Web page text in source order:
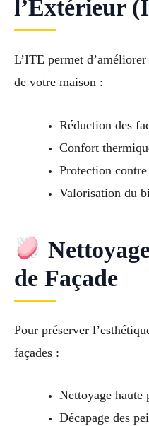
l’Extérieur
L’ITE permet
de votre maison :
Réduction des
Confort
Protection
Valorisation du
de Façade
Pour préserver
façades :
Nettoyage haute
Décapage des